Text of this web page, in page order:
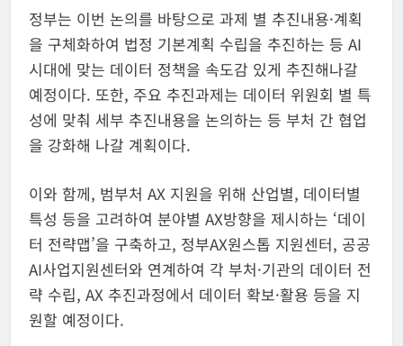
정부는 이번 논의를 바탕으로 과제 별 추진내용·계획
을 구체화하여 법정 기본계획 수립을 추진하는 등 AI
시대에 맞는 데이터 정책을 속도감 있게 추진해나갈
예정이다. 또한, 주요 추진과제는 데이터 위원회 별 특
성에 맞춰 세부 추진내용을 논의하는 등 부처 간 협업
을 강화해 나갈 계획이다.
이와 함께, 범부처 AX 지원을 위해 산업별, 데이터별
특성 등을 고려하여 분야별 AX방향을 제시하는 ‘데이
터 전략맵’을 구축하고, 정부AX원스톱 지원센터, 공공
AI사업지원센터와 연계하여 각 부처·기관의 데이터 전
략 수립, AX 추진과정에서 데이터 확보·활용 등을 지
원할 예정이다.